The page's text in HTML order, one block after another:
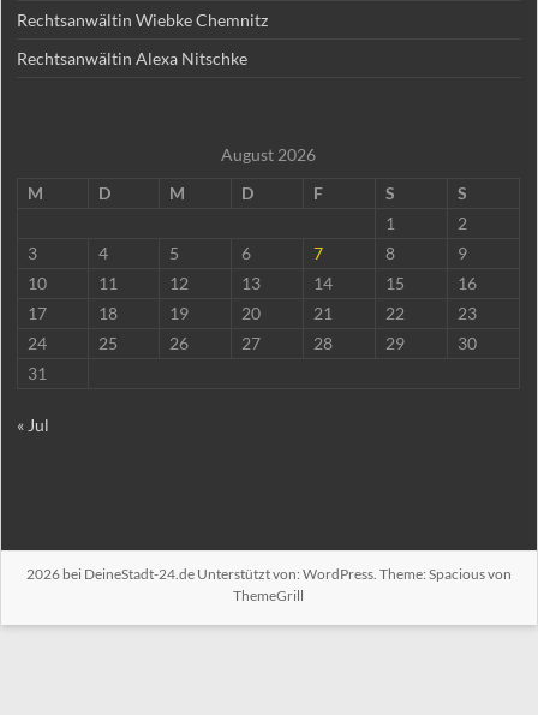
Rechtsanwältin Wiebke Chemnitz
Rechtsanwältin Alexa Nitschke
August 2026
M
D M D F S
S
1
2
3
4 5 6 7 8
9
10
11 12 13 14 15
16
17
18 19 20 21 22
23
24
25 26 27 28 29
30
31
« Jul
2026 bei DeineStadt-24.deUnterstützt von: WordPress. Theme: Spacious von
ThemeGrill